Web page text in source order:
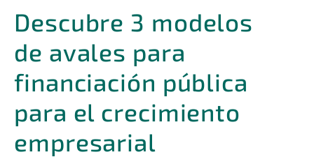
Descubre 3 modelos
de avales para
financiación pública
para el crecimiento
empresarial